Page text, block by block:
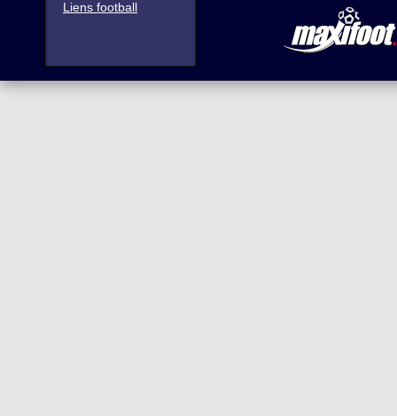
Liens football